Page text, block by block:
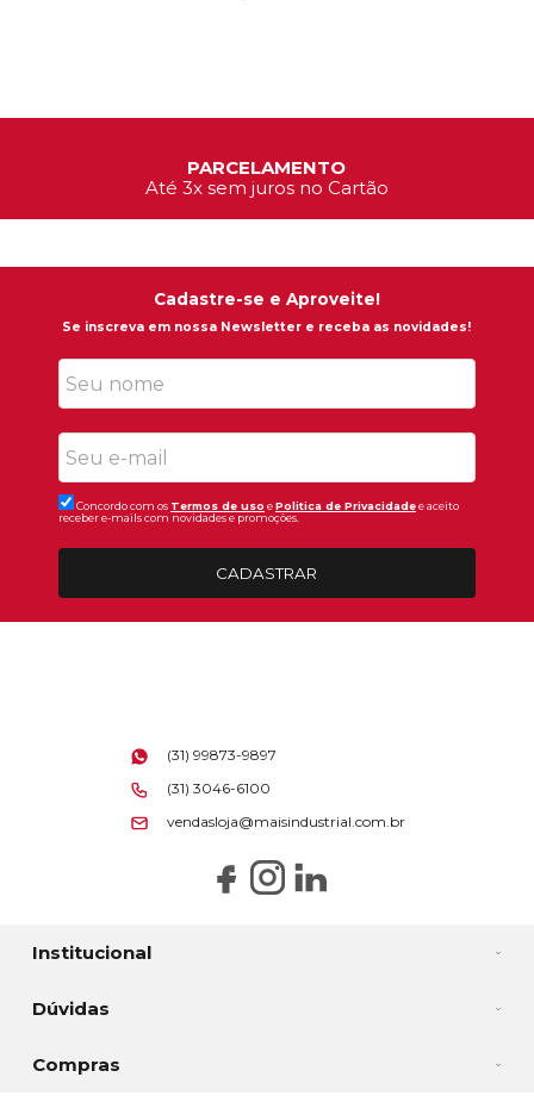
PARCELAMENTO
Até 3x sem juros no Cartão
Cadastre-se e Aproveite!
Se inscreva em nossa Newsletter e receba as novidades!
Concordo com os Termos de uso ePolitica de Privacidadee aceito
receber e-mails com novidades e promoções.
CADASTRAR
Institucional
Dúvidas
Compras
(31) 99873-9897
(31) 3046-6100
vendasloja@maisindustrial.com.br